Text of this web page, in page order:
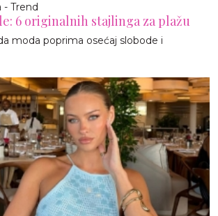
- Trend
6 originalnih stajlinga za plažu
moda poprima osećaj slobode i